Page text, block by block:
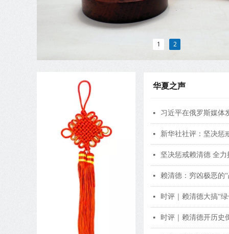
넷 习近平在俄罗斯媒体
넷 新华社社评：坚决惩
넷 坚决惩戒赖清德 全
넷 赖清德：穷凶极恶的
넷 时评｜赖清德大搞“
넷 时评｜赖清德开历史
华夏之声
1 2